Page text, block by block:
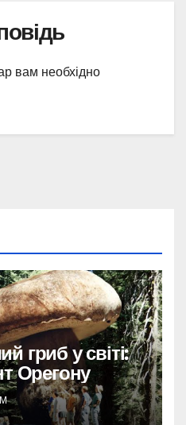
вам необхідно
гриб у світі:
Орегону